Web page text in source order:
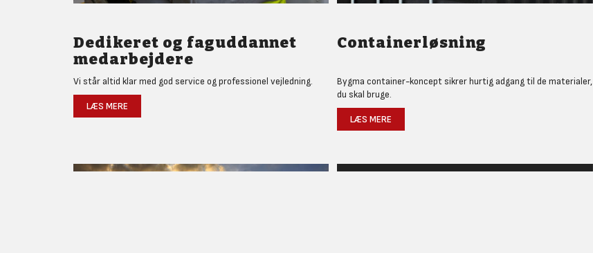
Dedikeret og faguddannet
medarbejdere
Vi står altid klar med god service og professionel vejledning.
LÆS MERE
Containerløsning
Bygma container-koncept sikrer hurtig adgang til de materialer,
du skal bruge.
LÆS MERE